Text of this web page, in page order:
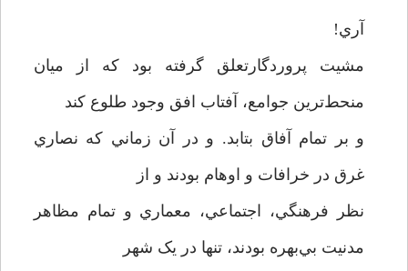
آري!
مشيت پروردگارتعلق گرفته بود که از ميان
منحط‌ترين جوامع، آفتاب افق وجود طلوع کند
و بر تمام آفاق بتابد. و در آن زماني که نصاري
غرق در خرافات و اوهام بودند و از
نظر فرهنگي، اجتماعي، معماري و تمام مظاهر
مدنيت بي‌بهره بودند، تنها در يک شهر